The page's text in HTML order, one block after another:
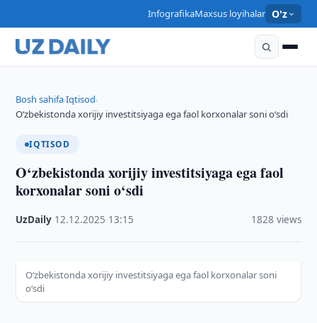
InfografikaMaxsus loyihalar O'z
Bosh sahifa›Iqtisod›
O‘zbekistonda xorijiy investitsiyaga ega faol korxonalar soni o‘sdi
IQTISOD
O‘zbekistonda xorijiy investitsiyaga ega faol
korxonalar soni o‘sdi
UzDaily 12.12.2025 13:15 1828 views
O‘zbekistonda xorijiy investitsiyaga ega faol korxonalar soni
o‘sdi